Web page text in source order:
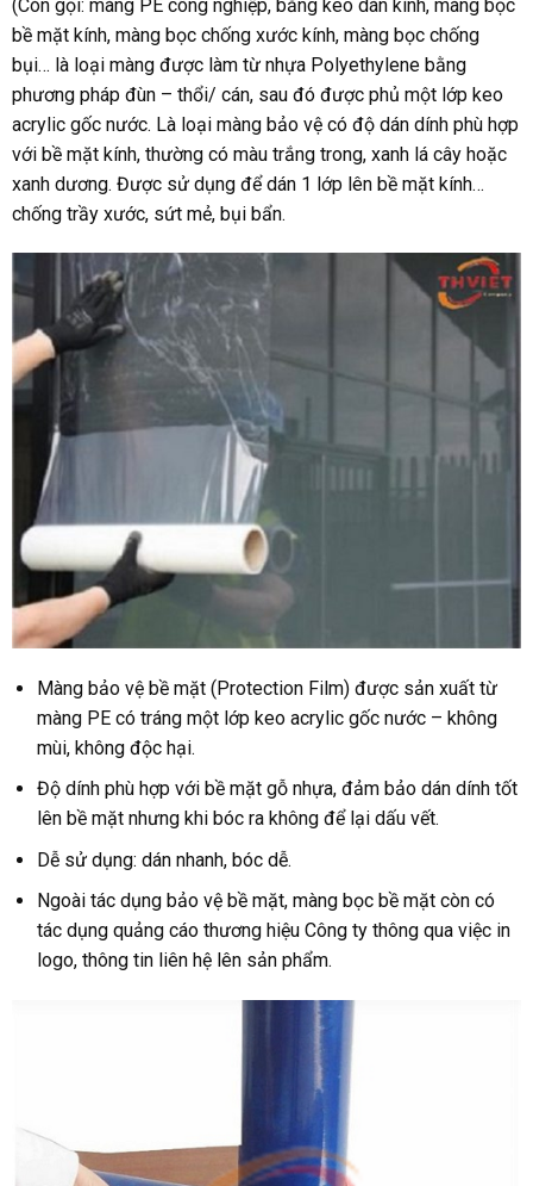
(Còn gọi: màng PE công nghiệp, băng keo dán kính, màng bọc
bề mặt kính, màng bọc chống xước kính, màng bọc chống
bụi… là loại màng được làm từ nhựa Polyethylene bằng
phương pháp đùn – thổi/ cán, sau đó được phủ một lớp keo
acrylic gốc nước. Là loại màng bảo vệ có độ dán dính phù hợp
với bề mặt kính, thường có màu trắng trong, xanh lá cây hoặc
xanh dương. Được sử dụng để dán 1 lớp lên bề mặt kính…
chống trầy xước, sứt mẻ, bụi bẩn.
Màng bảo vệ bề mặt(Protection Film) được sản xuất từ
màng PE có tráng một lớp keo acrylic gốc nước – không
mùi, không độc hại.
Độ dính phù hợp với bề mặt gỗ nhựa, đảm bảo dán dính tốt
lên bề mặt nhưng khi bóc ra không để lại dấu vết.
Dễ sử dụng: dán nhanh, bóc dễ.
Ngoài tác dụng bảo vệ bề mặt, màng bọc bề mặt còn có
tác dụng quảng cáo thương hiệu Công ty thông qua việc in
logo, thông tin liên hệ lên sản phẩm.